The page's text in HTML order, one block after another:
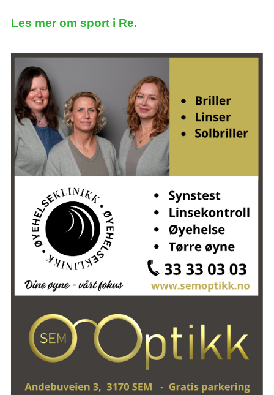
Les mer om sport i Re.